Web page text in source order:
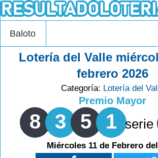
Baloto
Lotería del Valle
febrero 2026
Categoría: Lotería del
Premio Mayor
8 3 5 1 serie
Miércoles 11 de Febrero